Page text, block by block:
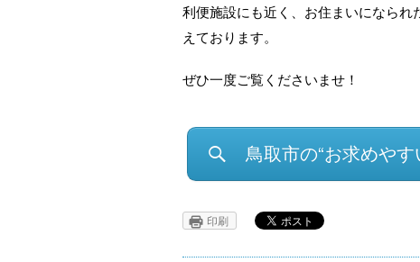
利便施設にも近く、お住まいになられ
えております。
ぜひ一度ご覧くださいませ！
鳥取市の“お求めや
印刷